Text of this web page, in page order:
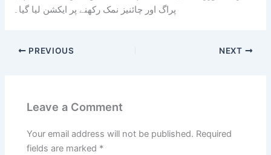
پراگ اور چائنیز نمک رکھنے پر ایکشن لیا گیا۔
PREVIOUS NEXT
Leave a Comment
Your email address will not be published. Required
fields are marked *